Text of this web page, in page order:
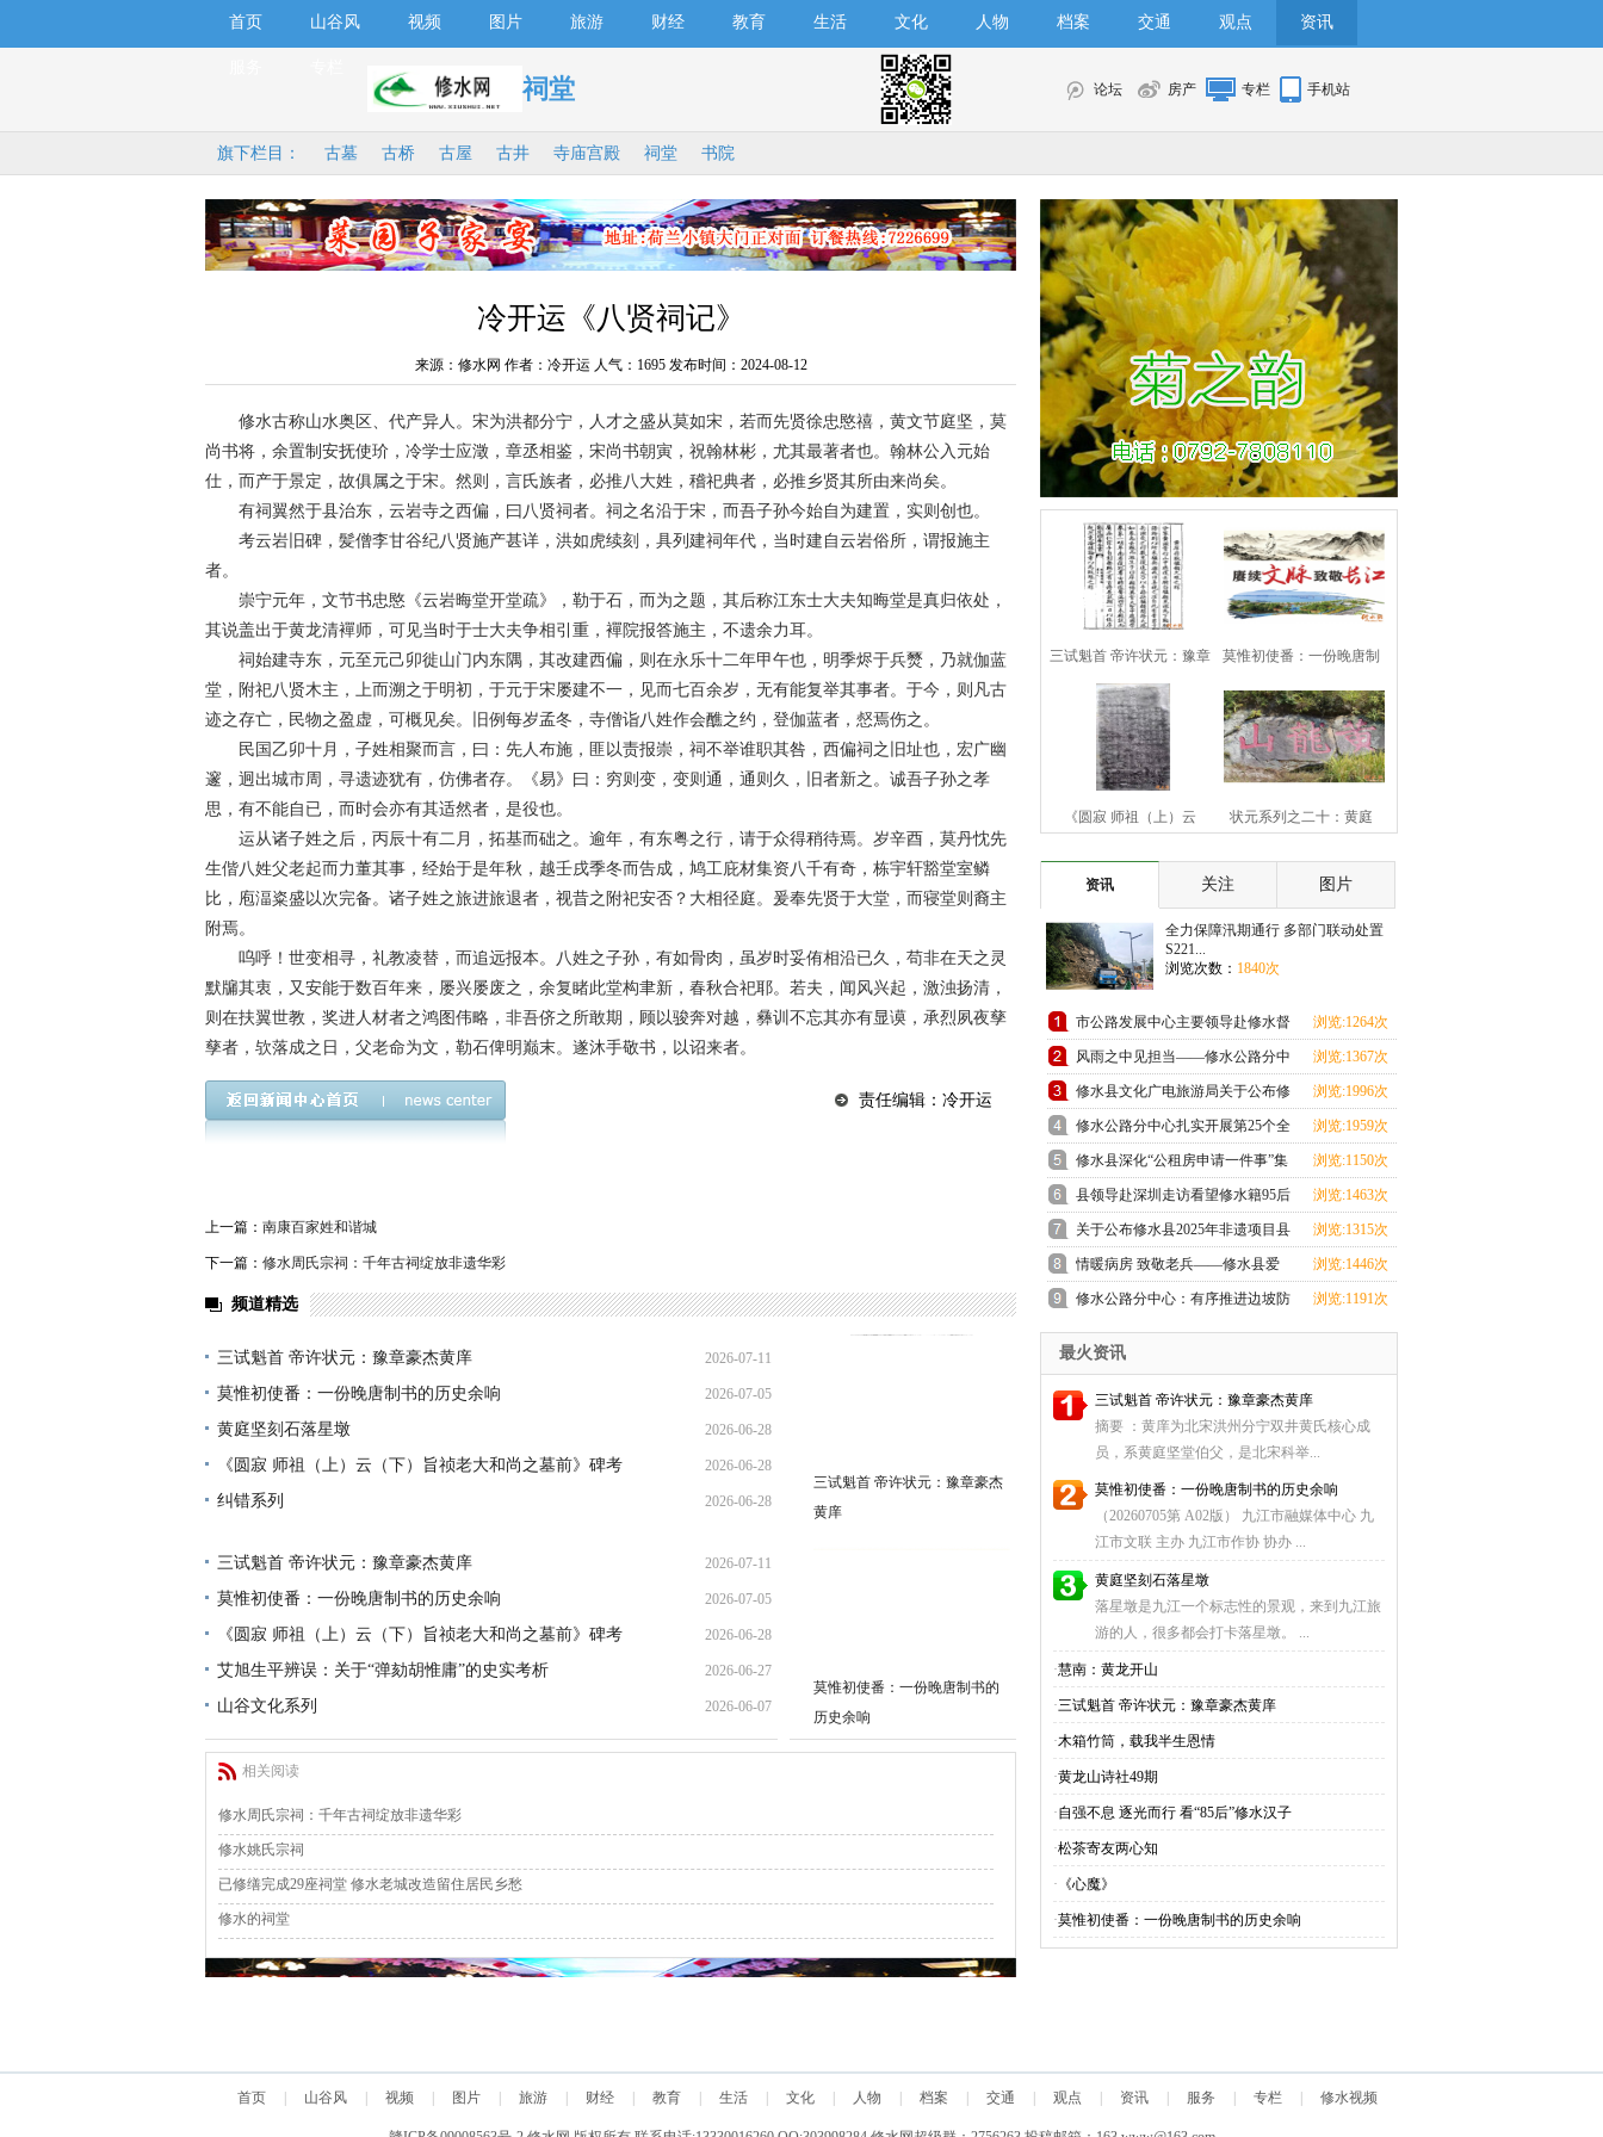
首页 山谷风 视频 图片 旅游 财经 教育 生活 文化 人物 档案 交通 观点 资讯
祠堂 论坛 房产 专栏 手机站
旗下栏目： 古墓 古桥 古屋 古井 寺庙宫殿 祠堂 书院
冷开运《八贤祠记》
来源：修水网 作者：冷开运 人气： 1695 发布时间：2024-08-12
修水古称山水奥区、代产异人。宋为洪都分宁，人才之盛从莫如宋，若而先贤徐忠愍禧，黄文节庭坚，莫
尚书将，余置制安抚使玠，冷学士应澂，章丞相鉴，宋尚书朝寅，祝翰林彬，尤其最著者也。翰林公入元始
仕，而产于景定，故俱属之于宋。然则，言氏族者，必推八大姓，稽祀典者，必推乡贤其所由来尚矣。
有祠翼然于县治东，云岩寺之西偏，曰八贤祠者。祠之名沿于宋，而吾子孙今始自为建置，实则创也。
考云岩旧碑，髪僧李甘谷纪八贤施产甚详，洪如虎续刻，具列建祠年代，当时建自云岩俗所，谓报施主
者。
崇宁元年，文节书忠愍《云岩晦堂开堂疏》，勒于石，而为之题，其后称江东士大夫知晦堂是真归依处，
其说盖出于黄龙清襌师，可见当时于士大夫争相引重，襌院报答施主，不遗余力耳。
祠始建寺东，元至元己卯徙山门内东隅，其改建西偏，则在永乐十二年甲午也，明季烬于兵燹，乃就伽蓝
堂，附祀八贤木主，上而溯之于明初，于元于宋屡建不一，见而七百余岁，无有能复举其事者。于今，则凡古
迹之存亡，民物之盈虚，可概见矣。旧例每岁孟冬，寺僧诣八姓作会醮之约，登伽蓝者，惄焉伤之。
民国乙卯十月，子姓相聚而言，曰：先人布施，匪以责报崇，祠不举谁职其咎，西偏祠之旧址也，宏广幽
邃，迥出城市周，寻遗迹犹有，仿佛者存。《易》曰：穷则变，变则通，通则久，旧者新之。诚吾子孙之孝
思，有不能自已，而时会亦有其适然者，是役也。
运从诸子姓之后，丙辰十有二月，拓基而础之。逾年，有东粤之行，请于众得稍待焉。岁辛酉，莫丹忱先
生偕八姓父老起而力董其事，经始于是年秋，越壬戌季冬而告成，鸠工庇材集资八千有奇，栋宇轩豁堂室鳞
比，庖湢粢盛以次完备。诸子姓之旅进旅退者，视昔之附祀安否？大相径庭。爰奉先贤于大堂，而寝堂则裔主
附焉。
呜呼！世变相寻，礼教凌替，而追远报本。八姓之子孙，有如骨肉，虽岁时妥侑相沿已久，苟非在天之灵
默牖其衷，又安能于数百年来，屡兴屡废之，余复睹此堂构聿新，春秋合祀耶。若夫，闻风兴起，激浊扬清，
则在扶翼世教，奖进人材者之鸿图伟略，非吾侪之所敢期，顾以骏奔对越，彝训不忘其亦有显谟，承烈夙夜孳
孳者，欤落成之日，父老命为文，勒石俾明巅末。遂沐手敬书，以诏来者。
责任编辑：冷开运
上一篇： 南康百家姓和谐城
下一篇： 修水周氏宗祠：千年古祠绽放非遗华彩
频道精选
三试魁首 帝许状元：豫章豪杰黄庠 2026-07-11
16:41:10
莫惟初使番：一份晚唐制书的历史余响 2026-07-05
20:17:26
黄庭坚刻石落星墩 2026-06-28
21:31:36
《圆寂 师祖（上）云（下）旨祯老大和尚之墓前》碑考 2026-06-28
09:00:27
纠错系列 2026-06-28
三试魁首 帝许状元：豫章豪杰黄庠 2026-07-11
16:41:10
莫惟初使番：一份晚唐制书的历史余响 2026-07-05
20:17:26
《圆寂 师祖（上）云（下）旨祯老大和尚之墓前》碑考 2026-06-28
09:00:27
艾旭生平辨误：关于“弹劾胡惟庸”的史实考析 2026-06-27
23:33:35
山谷文化系列 2026-06-07
11:00:09
三试魁首 帝许状元：豫章豪杰
黄庠
莫惟初使番：一份晚唐制书的
历史余响
相关阅读
修水周氏宗祠：千年古祠绽放非遗华彩
修水姚氏宗祠
已修缮完成29座祠堂 修水老城改造留住居民乡愁
修水的祠堂
三试魁首 帝许状元：豫章
豪杰黄庠
莫惟初使番：一份晚唐制
书的历史余响
《圆寂 师祖（上）云 状元系列之二十：黄庭
资讯
关注 图片
全力保障汛期通行 多部门联动处置
S221...
浏览次数： 1840次
市公路发展中心主要领导赴修水督
导汛期地质灾害
浏览:1264次
风雨之中见担当——修水公路分中
心全力投入汛期
浏览:1367次
修水县文化广电旅游局关于公布修
水县2025年非遗
浏览:1996次
修水公路分中心扎实开展第25个全
国＂安全生产月
浏览:1959次
修水县深化“公租房申请一件事”集
成改革
浏览:1150次
县领导赴深圳走访看望修水籍95后
航天创业者卢驭
浏览:1463次
关于公布修水县2025年非遗项目县
级传承人名单
浏览:1315次
情暖病房 致敬老兵——修水县爱
国拥军促进会探望
浏览:1446次
修水公路分中心：有序推进边坡防
护工程，筑牢道
浏览:1191次
最火资讯
三试魁首 帝许状元：豫章豪杰黄庠
摘要 ：黄庠为北宋洪州分宁双井黄氏核心成
员，系黄庭坚堂伯父，是北宋科举...
莫惟初使番：一份晚唐制书的历史余响
（20260705第 A02版） 九江市融媒体中心 九
江市文联 主办 九江市作协 协办 ...
黄庭坚刻石落星墩
落星墩是九江一个标志性的景观，来到九江旅
游的人，很多都会打卡落星墩。 ...
·慧南：黄龙开山
·三试魁首 帝许状元：豫章豪杰黄庠
·木箱竹筒，载我半生恩情
·黄龙山诗社49期
·自强不息 逐光而行 看“85后”修水汉子
·松茶寄友两心知
· 《心魔》
·莫惟初使番：一份晚唐制书的历史余响
首页 山谷风 视频 图片 旅游 财经 教育 生活 文化 人物 档案 交通 观点 资讯 服务 专栏 修水视频